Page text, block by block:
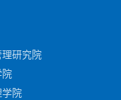
研究院
院
学院